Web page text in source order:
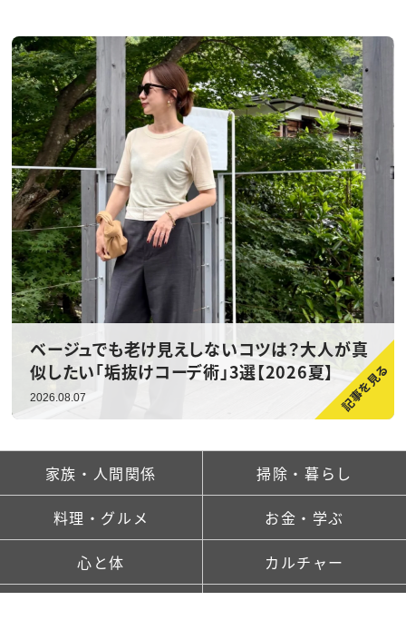
ベージュでも老け見えしないコツは？大人が真
似したい「垢抜けコーデ術」3選【2026夏】
2026.08.07
家族・人間関係 掃除・暮らし
料理・グルメ お金・学ぶ
心と体 カルチャー